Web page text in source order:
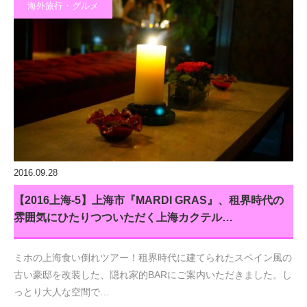
海外旅行・グルメ
2016.09.28
【2016上海-5】上海市『MARDI GRAS』、租界時代の
雰囲気にひたりつついただく上海カクテル…
ミホの上海食い倒れツアー！租界時代に建てられたスペイン風の
古い豪邸を改装した、隠れ家的BARにご案内いただきました。し
っとり大人な空間で…